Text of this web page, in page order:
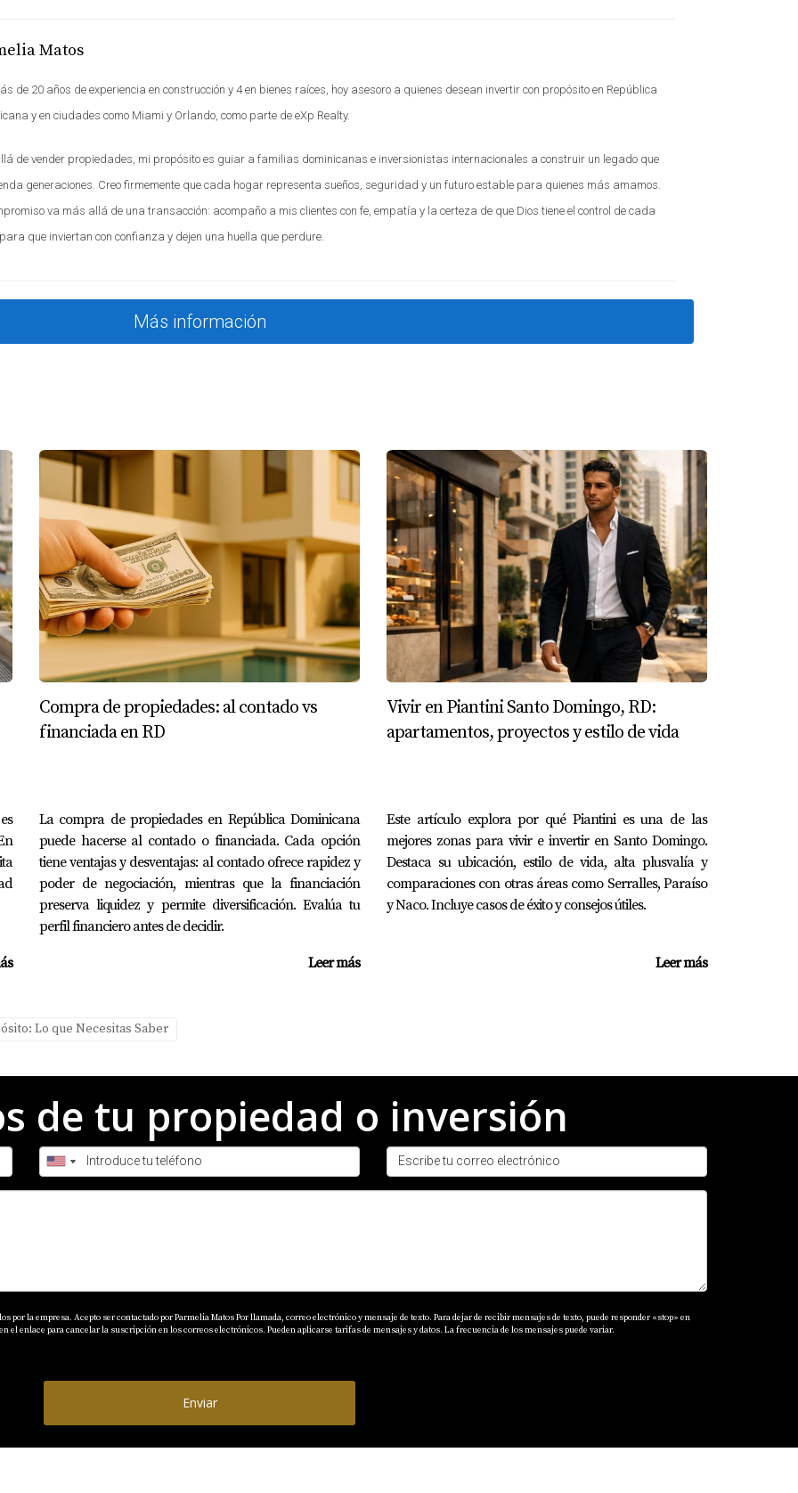
PRIVADO ADECUADO
una decisión que debe tomarse con cuidado. Es importante considerar varios factores:
un currículo que se alinee con tus expectativas educativas y valores familiares.
del colegio y las opiniones de otros padres para tener una idea clara sobre su calidad educativa.
varias instituciones permitirá tomar una decisión informada que beneficiará a tus hijos a largo plazo.
educativas disponibles garantizan no solo altos estándares académicos, sino también un entorno donde
y públicos?
curricular, recursos adicionales y clases más reducidas, lo que permite atención personalizada.
actualizados, formación integral y actividades extracurriculares que enriquecen la experiencia
pago flexibles y financiamiento educativo que pueden facilitar esta inversión.
antes de decidir?
educativo, hablar con docentes y obtener información directa sobre sus programas.
privada?
tus hijos es fundamental. ¡No dudes en dar ese paso!
Matos
de 20 años de experiencia en construcción y 4 en bienes raíces, hoy asesoro a quienes desean invertir con propósito en República
y en ciudades como Miami y Orlando, como parte de eXp Realty.
de vender propiedades, mi propósito es guiar a familias dominicanas e inversionistas internacionales a construir un legado que
generaciones. Creo firmemente que cada hogar representa sueños, seguridad y un futuro estable para quienes más amamos.
va más allá de una transacción: acompaño a mis clientes con fe, empatía y la certeza de que Dios tiene el control de cada
que inviertan con confianza y dejen una huella que perdure.
Más información
Compra de propiedades: al contado vs
financiada en RD
La compra de propiedades en República Dominicana
puede hacerse al contado o financiada. Cada opción
tiene ventajas y desventajas: al contado ofrece rapidez y
poder de negociación, mientras que la financiación
preserva liquidez y permite diversificación. Evalúa tu
perfil financiero antes de decidir.
Leer más
Vivir en Piantini Santo Domingo, RD:
apartamentos, proyectos y estilo de vida
Este artículo explora por qué Piantini es una de las
mejores zonas para vivir e invertir en Santo Domingo.
Destaca su ubicación, estilo de vida, alta plusvalía y
comparaciones con otras áreas como Serralles, Paraíso
y Naco. Incluye casos de éxito y consejos útiles.
Leer más
Lo que Necesitas Saber
de tu propiedad o inversión
por la empresa. Acepto ser contactado por Parmelia Matos Por llamada, correo electrónico y mensaje de texto. Para dejar de recibir mensajes de texto, puede responder «stop» en
el enlace para cancelar la suscripción en los correos electrónicos. Pueden aplicarse tarifas de mensajes y datos. La frecuencia de los mensajes puede variar.
Enviar